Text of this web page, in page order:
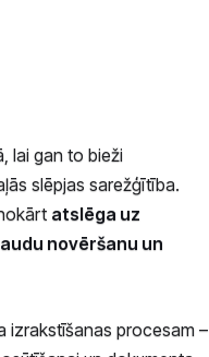
lai gan to bieži
slēpjas sarežģītība.
atslēga uz
novēršanu un
izrakstīšanas procesam –